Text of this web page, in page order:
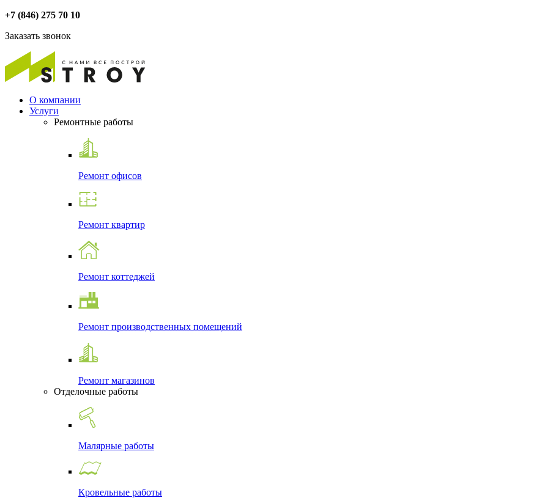
+7 (846) 275 70 10
Заказать звонок
О компании
Услуги
Ремонтные работы
Ремонт офисов
Ремонт квартир
Ремонт коттеджей
Ремонт производственных помещений
Ремонт магазинов
Отделочные работы
Малярные работы
Кровельные работы